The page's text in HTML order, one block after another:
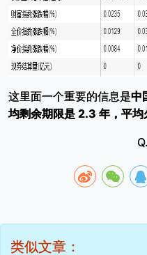
这里面一个重要的信息是中
均剩余期限是 2.3 年，平均
类似文章：